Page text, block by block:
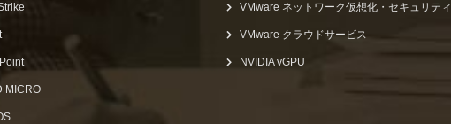
MICRO
VMware ネットワーク仮想化・セキュリティ
VMware クラウドサービス
NVIDIA vGPU